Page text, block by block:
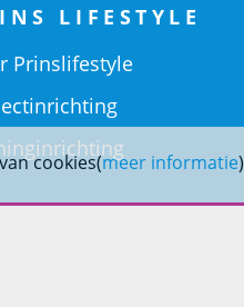
cookies(meer informatie)
LIFESTYLE
Prinslifestyle